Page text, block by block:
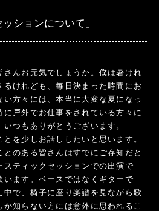
ションについて」
んお元気でしょうか。僕は暑けれ
けれども、毎日決まった時間にお
方々には、本当に大変な夏になっ
戸外でお仕事をされている方々に
つもありがとうございます。
を少しお話ししたいと思います。
のある皆さんはすでにご存知だと
スティックセッションでの出演で
ます。ベースではなくギターで
で、椅子に座り楽譜を見ながら歌
知らない方には意外に思われるこ